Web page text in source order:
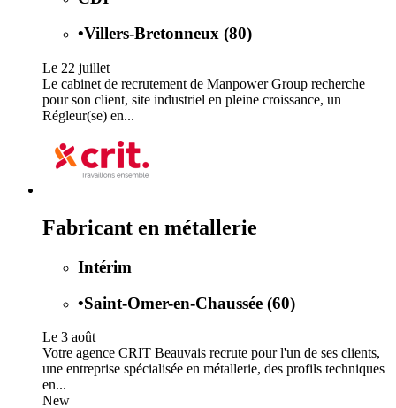
•Villers-Bretonneux (80)
Le 22 juillet
Le cabinet de recrutement de Manpower Group recherche
pour son client, site industriel en pleine croissance, un
Régleur(se) en...
Fabricant en métallerie
Intérim
•Saint-Omer-en-Chaussée (60)
Le 3 août
Votre agence CRIT Beauvais recrute pour l'un de ses clients,
une entreprise spécialisée en métallerie, des profils techniques
en...
New